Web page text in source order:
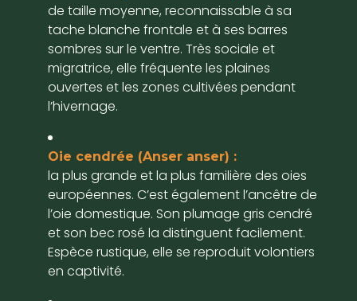
de taille moyenne, reconnaissable à sa
tache blanche frontale et à ses barres
sombres sur le ventre. Très sociale et
migratrice, elle fréquente les plaines
ouvertes et les zones cultivées pendant
l’hivernage.
Oie cendrée (Anser anser) :
la plus grande et la plus familière des oies
européennes. C’est également l’ancêtre de
l’oie domestique. Son plumage gris cendré
et son bec rosé la distinguent facilement.
Espèce rustique, elle se reproduit volontiers
en captivité.